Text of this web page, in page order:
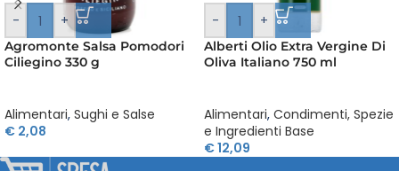
- +
Agromonte Salsa Pomodori
Ciliegino 330 g
Alimentari, Sughi e Salse
€ 2,08
- +
Alberti Olio Extra Vergine Di
Oliva Italiano 750 ml
Alimentari, Condimenti, Spezie
e Ingredienti Base
€12,09